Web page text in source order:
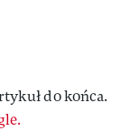
do końca.